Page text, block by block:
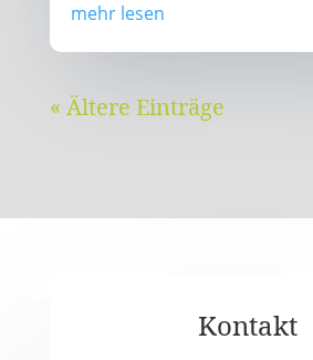
mehr lesen
« Ältere Einträge
Kontakt